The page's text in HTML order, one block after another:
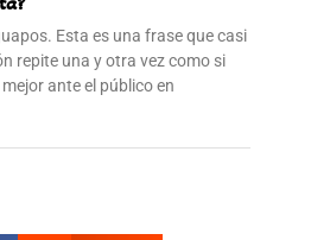
Esta es una frase que casi
repite una y otra vez como si
ante el público en